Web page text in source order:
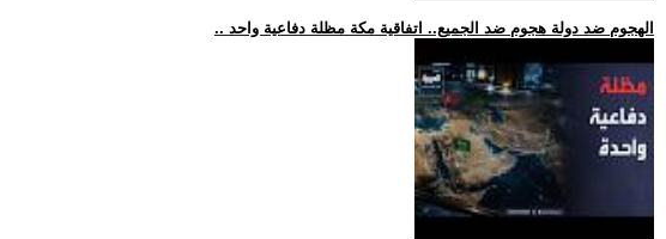
.. الهجوم ضد دولة هجوم ضد الجميع.. اتفاقية مكة مظلة دفاعية واحد